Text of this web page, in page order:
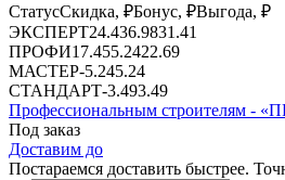
СтатусСкидка, ₽Бонус, ₽Выгода, ₽
ЭКСПЕРТ24.436.9831.41
ПРОФИ17.455.2422.69
МАСТЕР-5.245.24
СТАНДАРТ-3.493.49
Профессиональным строителям -
Под заказ
Доставим до
Постараемся доставить быстрее.